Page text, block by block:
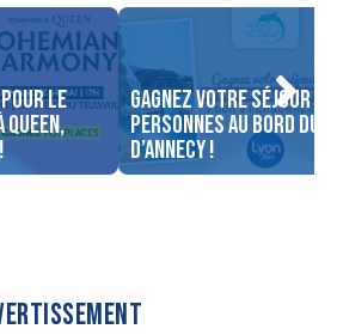
pour le
Gagnez votre séjour
personnes au bord du
d’Annecy !